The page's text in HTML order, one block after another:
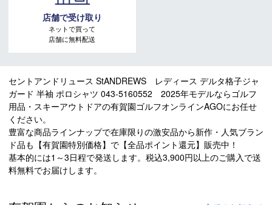
店舗で受け取り
ネットで買って
店舗に無料配送
セントアンドリュース StANDREWS レディース デルタ格子ジャ
ガード 半袖 ポロシャツ 043-5160552 2025年モデルならゴルフ
用品・スキーアウトドアの有賀園ゴルフオンラインAGOにお任せ
ください。
豊富な商品ラインナップで在庫限りの激安品から新作・人気ブラン
ド品も【有賀園特別価格】で【全品ポイント還元】販売中！
基本的には1～3日程で発送します。税込3,900円以上のご購入で送
料無料でお届けします。